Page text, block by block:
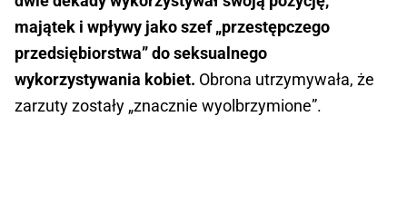
majątek i wpływy jako szef „przestępczego
przedsiębiorstwa” do seksualnego
wykorzystywania kobiet. Obrona utrzymywała, że
zarzuty zostały „znacznie wyolbrzymione”.